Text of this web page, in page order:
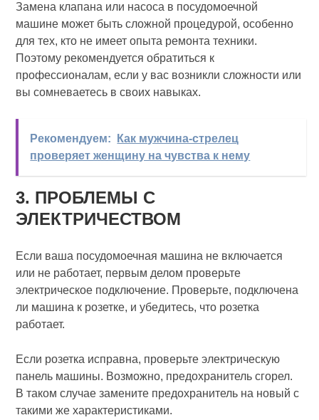
Замена клапана или насоса в посудомоечной
машине может быть сложной процедурой, особенно
для тех, кто не имеет опыта ремонта техники.
Поэтому рекомендуется обратиться к
профессионалам, если у вас возникли сложности или
вы сомневаетесь в своих навыках.
Рекомендуем:
Как мужчина-стрелец
проверяет женщину на чувства к нему
3. ПРОБЛЕМЫ С
ЭЛЕКТРИЧЕСТВОМ
Если ваша посудомоечная машина не включается
или не работает, первым делом проверьте
электрическое подключение. Проверьте, подключена
ли машина к розетке, и убедитесь, что розетка
работает.
Если розетка исправна, проверьте электрическую
панель машины. Возможно, предохранитель сгорел.
В таком случае замените предохранитель на новый с
такими же характеристиками.